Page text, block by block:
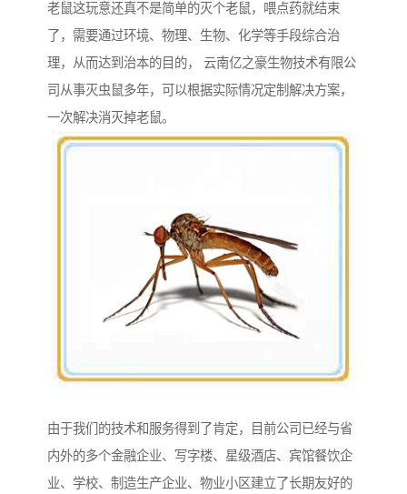
老鼠这玩意还真不是简单的灭个老鼠，喂点药就结束
了，需要通过环境、物理、生物、化学等手段综合治
理，从而达到治本的目的， 云南亿之豪生物技术有限公
司从事灭虫鼠多年，可以根据实际情况定制解决方案，
一次解决消灭掉老鼠。
由于我们的技术和服务得到了肯定，目前公司已经与省
内外的多个金融企业、写字楼、星级酒店、宾馆餐饮企
业、学校、制造生产企业、物业小区建立了长期友好的